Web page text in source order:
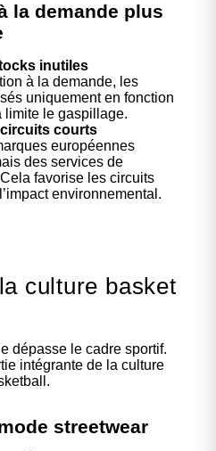
la demande plus
inutiles
à la demande, les
uniquement en fonction
limite le gaspillage.
courts
européennes
des services de
favorise les circuits
environnemental.
culture basket
dépasse le cadre sportif.
intégrante de la culture
streetwear